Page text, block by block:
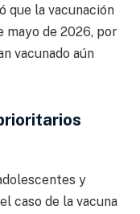
que la vacunación
mayo de 2026, por
vacunado aún
y
caso de la vacuna